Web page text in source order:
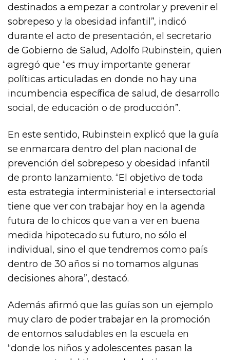
destinados a empezar a controlar y prevenir el
sobrepeso y la obesidad infantil”, indicó
durante el acto de presentación, el secretario
de Gobierno de Salud, Adolfo Rubinstein, quien
agregó que “es muy importante generar
políticas articuladas en donde no hay una
incumbencia específica de salud, de desarrollo
social, de educación o de producción”.
En este sentido, Rubinstein explicó que la guía
se enmarcara dentro del plan nacional de
prevención del sobrepeso y obesidad infantil
de pronto lanzamiento. “El objetivo de toda
esta estrategia interministerial e intersectorial
tiene que ver con trabajar hoy en la agenda
futura de lo chicos que van a ver en buena
medida hipotecado su futuro, no sólo el
individual, sino el que tendremos como país
dentro de 30 años si no tomamos algunas
decisiones ahora”, destacó.
Además afirmó que las guías son un ejemplo
muy claro de poder trabajar en la promoción
de entornos saludables en la escuela en
“donde los niños y adolescentes pasan la